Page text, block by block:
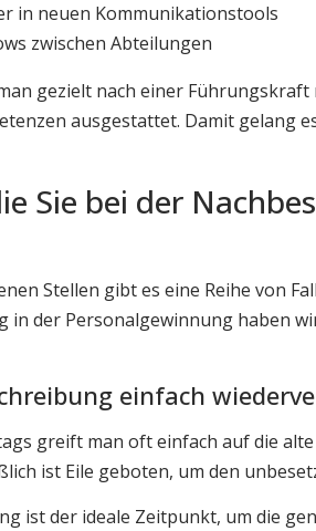
in neuen Kommunikationstools
zwischen Abteilungen
gezielt nach einer
ausgestattet. Damit gelang
Sie bei der
Stellen gibt es eine Reihe von
der Personalgewinnung haben
einfach
greift man oft einfach auf die
ist Eile geboten, um den
ist der ideale Zeitpunkt, um die